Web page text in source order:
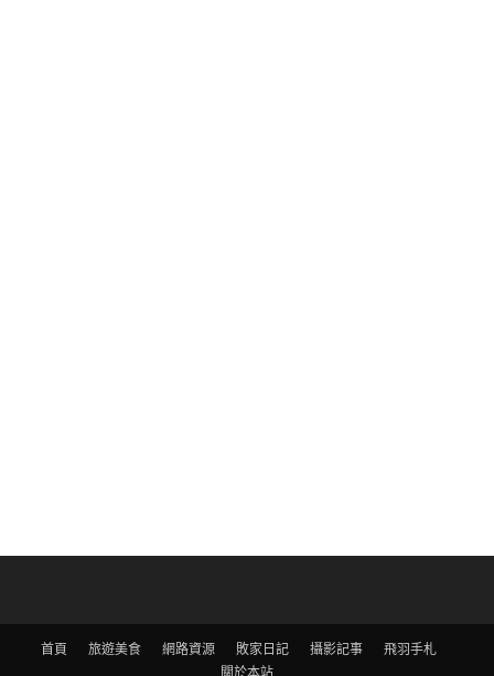
首頁 旅遊美食 網路資源 敗家日記 攝影記事
飛羽手札